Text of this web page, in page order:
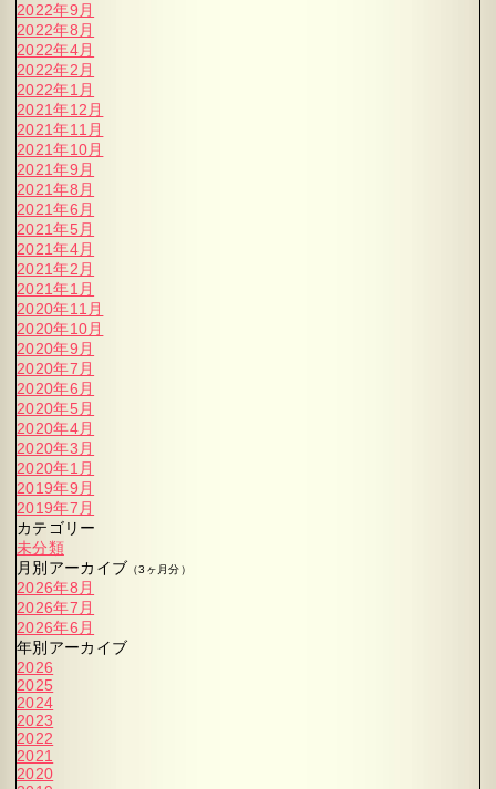
2022年9月
2022年8月
2022年4月
2022年2月
2022年1月
2021年12月
2021年11月
2021年10月
2021年9月
2021年8月
2021年6月
2021年5月
2021年4月
2021年2月
2021年1月
2020年11月
2020年10月
2020年9月
2020年7月
2020年6月
2020年5月
2020年4月
2020年3月
2020年1月
2019年9月
2019年7月
カテゴリー
未分類
月別アーカイブ （3ヶ月分）
2026年8月
2026年7月
2026年6月
年別アーカイブ
2026
2025
2024
2023
2022
2021
2020